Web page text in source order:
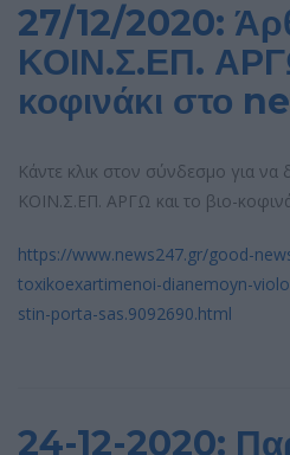
27/12/2020:
ΚΟΙΝ.Σ.ΕΠ.
κοφινάκι στο
Κάντε κλικ στον σύνδεσμο για να
ΚΟΙΝ.Σ.ΕΠ. ΑΡΓΩ και το βιο-
https://www.news247.gr/good-
toxikoexartimenoi-dianemoyn-
stin-porta-sas.9092690.html
24-12-2020: